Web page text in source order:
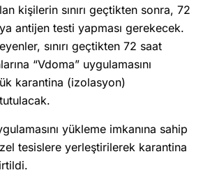
kişilerin sınırı geçtikten sonra, 72
antijen testi yapması gerekecek.
sınırı geçtikten 72 saat
“Vdoma” uygulamasını
karantina (izolasyon)
yükleme imkanına sahip
tesislere yerleştirilerek karantina